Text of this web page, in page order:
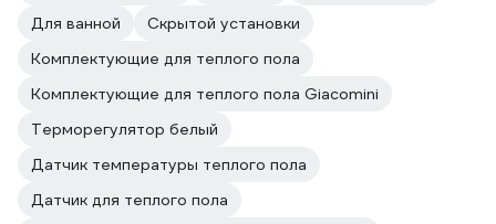
Для ванной
Скрытой установки
Комплектующие для теплого пола
Комплектующие для теплого пола Giacomini
Терморегулятор белый
Датчик температуры теплого пола
Датчик для теплого пола